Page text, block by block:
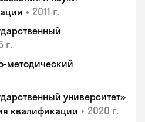
• 2011 г.
г.
методический
университет»
квалификации • 2020 г.